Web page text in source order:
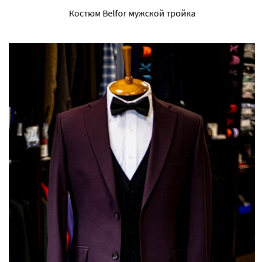
Костюм Belfor мужской тройка